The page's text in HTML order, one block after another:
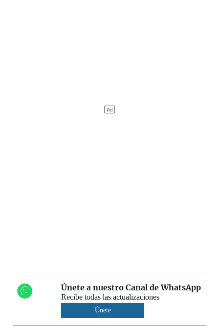
Únete a nuestro Canal de WhatsApp
Recibe todas las actualizaciones
Únete